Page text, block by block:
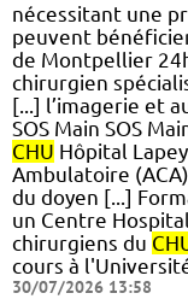
nécessitant une
peuvent
de Montpellier
chirurgien
[...] l’imagerie et
SOS Main SOS
CHU Hôpital
Ambulatoire
du doyen [...]
un Centre
chirurgiens du
cours à
30/07/2026 13:58